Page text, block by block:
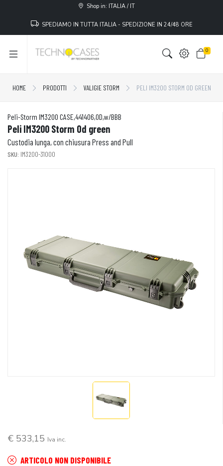
Shop in: ITALIA / IT
SPEDIAMO IN TUTTA ITALIA - SPEDIZIONE IN 24/48 ORE
0
HOME PRODOTTI VALIGIE STORM PELI IM3200 STORM OD GREEN
Peli-Storm IM3200 CASE,441406,OD,w/BBB
Peli IM3200 Storm Od green
Custodia lunga, con chiusura Press and Pull
SKU: IM3200-31000
€ 533,15 Iva inc.
ARTICOLO NON DISPONIBILE